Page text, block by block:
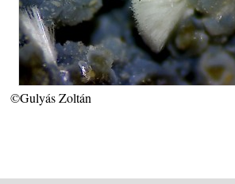
©Gulyás Zoltán